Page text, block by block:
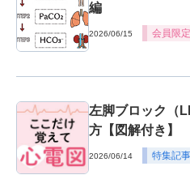
編
2026/06/15 会員限定
左脚ブロック（
方【図解付き】
2026/06/14 特集記事